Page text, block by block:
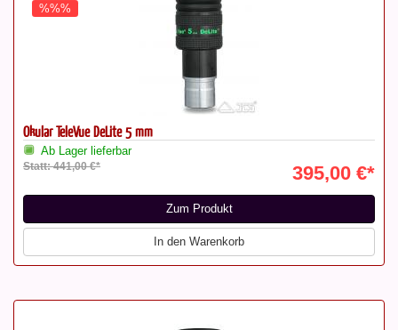
%%%
Okular TeleVue DeLite 5 mm
Ab Lager lieferbar
Statt: 441,00 €* 395,00 €*
Zum Produkt
In den Warenkorb